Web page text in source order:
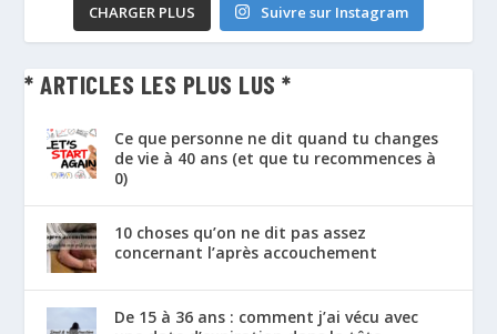
CHARGER PLUS Suivre sur Instagram
* ARTICLES LES PLUS LUS *
Ce que personne ne dit quand tu changes
de vie à 40 ans (et que tu recommences à
0)
10 choses qu’on ne dit pas assez
concernant l’après accouchement
De 15 à 36 ans : comment j’ai vécu avec